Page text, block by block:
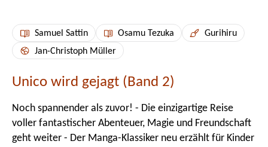
Samuel Sattin Osamu Tezuka
Gurihiru
Jan-Christoph Müller
Unico wird gejagt (Band 2)
Noch spannender als zuvor! - Die einzigartige Reise
voller fantastischer Abenteuer, Magie und Freundschaft
geht weiter - Der Manga-Klassiker neu erzählt für Kinder